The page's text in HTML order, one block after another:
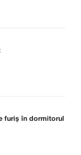
furiș în dormitorul